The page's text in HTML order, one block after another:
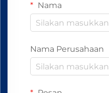
Nama
Nama Perusahaan